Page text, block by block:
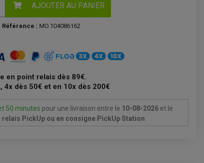
AJOUTER AU PANIER
Référence : MO.104086162
en point relais dès 89€.
4x dès 50€ et en 10x dès 200€
50 minutes pour une livraison entre le 10-08-2026 et le
relais PickUp ou en consigne PickUp Station